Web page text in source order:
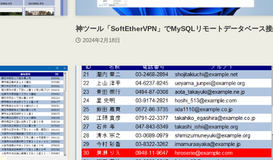
神ツール「SoftEtherVPN」でMySQLリモートデータベース
2024年2月18日